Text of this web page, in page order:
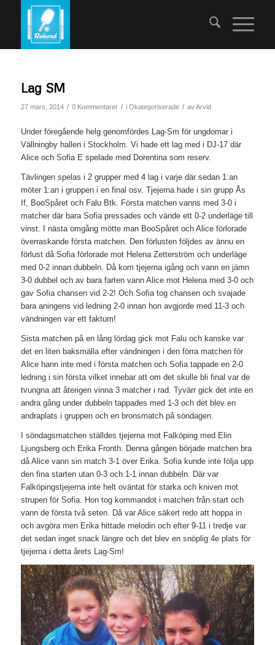
Lag SM
27 mars, 2014 / 0 Kommentarer / i Okategoriserade / avArvid
Under föregående helg genomfördes Lag-Sm för ungdomar i
Vällningby hallen i Stockholm. Vi hade ett lag med i DJ-17 där
Alice och Sofia E spelade med Dorentina som reserv.
Tävlingen spelas i 2 grupper med 4 lag i varje där sedan 1:an
möter 1:an i gruppen i en final osv. Tjejerna hade i sin grupp Ås
If, BooSpåret och Falu Btk. Första matchen vanns med 3-0 i
matcher där bara Sofia pressades och vände ett 0-2 underläge till
vinst. I nästa omgång mötte man BooSpåret och Alice förlorade
överraskande första matchen. Den förlusten följdes av ännu en
förlust då Sofia förlorade mot Helena Zetterström och underläge
med 0-2 innan dubbeln. Då kom tjejerna igång och vann en jämn
3-0 dubbel och av bara farten vann Alice mot Helena med 3-0 och
gav Sofia chansen vid 2-2! Och Sofia tog chansen och svajade
bara aningens vid ledning 2-0 innan hon avgjorde med 11-3 och
vändningen var ett faktum!
Sista matchen på en lång lördag gick mot Falu och kanske var
det en liten baksmälla efter vändningen i den förra matchen för
Alice hann inte med i första matchen och Sofia tappade en 2-0
ledning i sin första vilket innebar att om det skulle bli final var de
tvungna att återigen vinna 3 matcher i rad. Tyvärr gick det inte en
andra gång under dubbeln tappades med 1-3 och det blev en
andraplats i gruppen och en bronsmatch på söndagen.
I söndagsmatchen ställdes tjejerna mot Falköping med Elin
Ljungsberg och Erika Fronth. Denna gången började matchen bra
då Alice vann sin match 3-1 över Erika. Sofia kunde inte följa upp
den fina starten utan 0-3 och 1-1 innan dubbeln. Där var
Falköpingstjejerna inte helt oväntat för starka och kniven mot
strupen för Sofia. Hon tog kommandot i matchen från start och
vann de första två seten. Då var Alice säkert redo att hoppa in
och avgöra men Erika hittade melodin och efter 9-11 i tredje var
det sedan inget snack längre och det blev en snöplig 4e plats för
tjejerna i detta årets Lag-Sm!